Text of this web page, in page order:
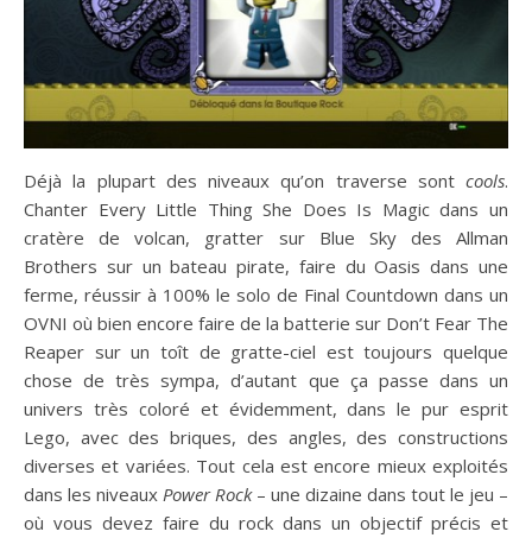
Déjà la plupart des niveaux qu’on traverse sont cools.
Chanter Every Little Thing She Does Is Magic dans un
cratère de volcan, gratter sur Blue Sky des Allman
Brothers sur un bateau pirate, faire du Oasis dans une
ferme, réussir à 100% le solo de Final Countdown dans un
OVNI où bien encore faire de la batterie sur Don’t Fear The
Reaper sur un toît de gratte-ciel est toujours quelque
chose de très sympa, d’autant que ça passe dans un
univers très coloré et évidemment, dans le pur esprit
Lego, avec des briques, des angles, des constructions
diverses et variées. Tout cela est encore mieux exploités
dans les niveaux Power Rock– une dizaine dans tout le jeu –
où vous devez faire du rock dans un objectif précis et